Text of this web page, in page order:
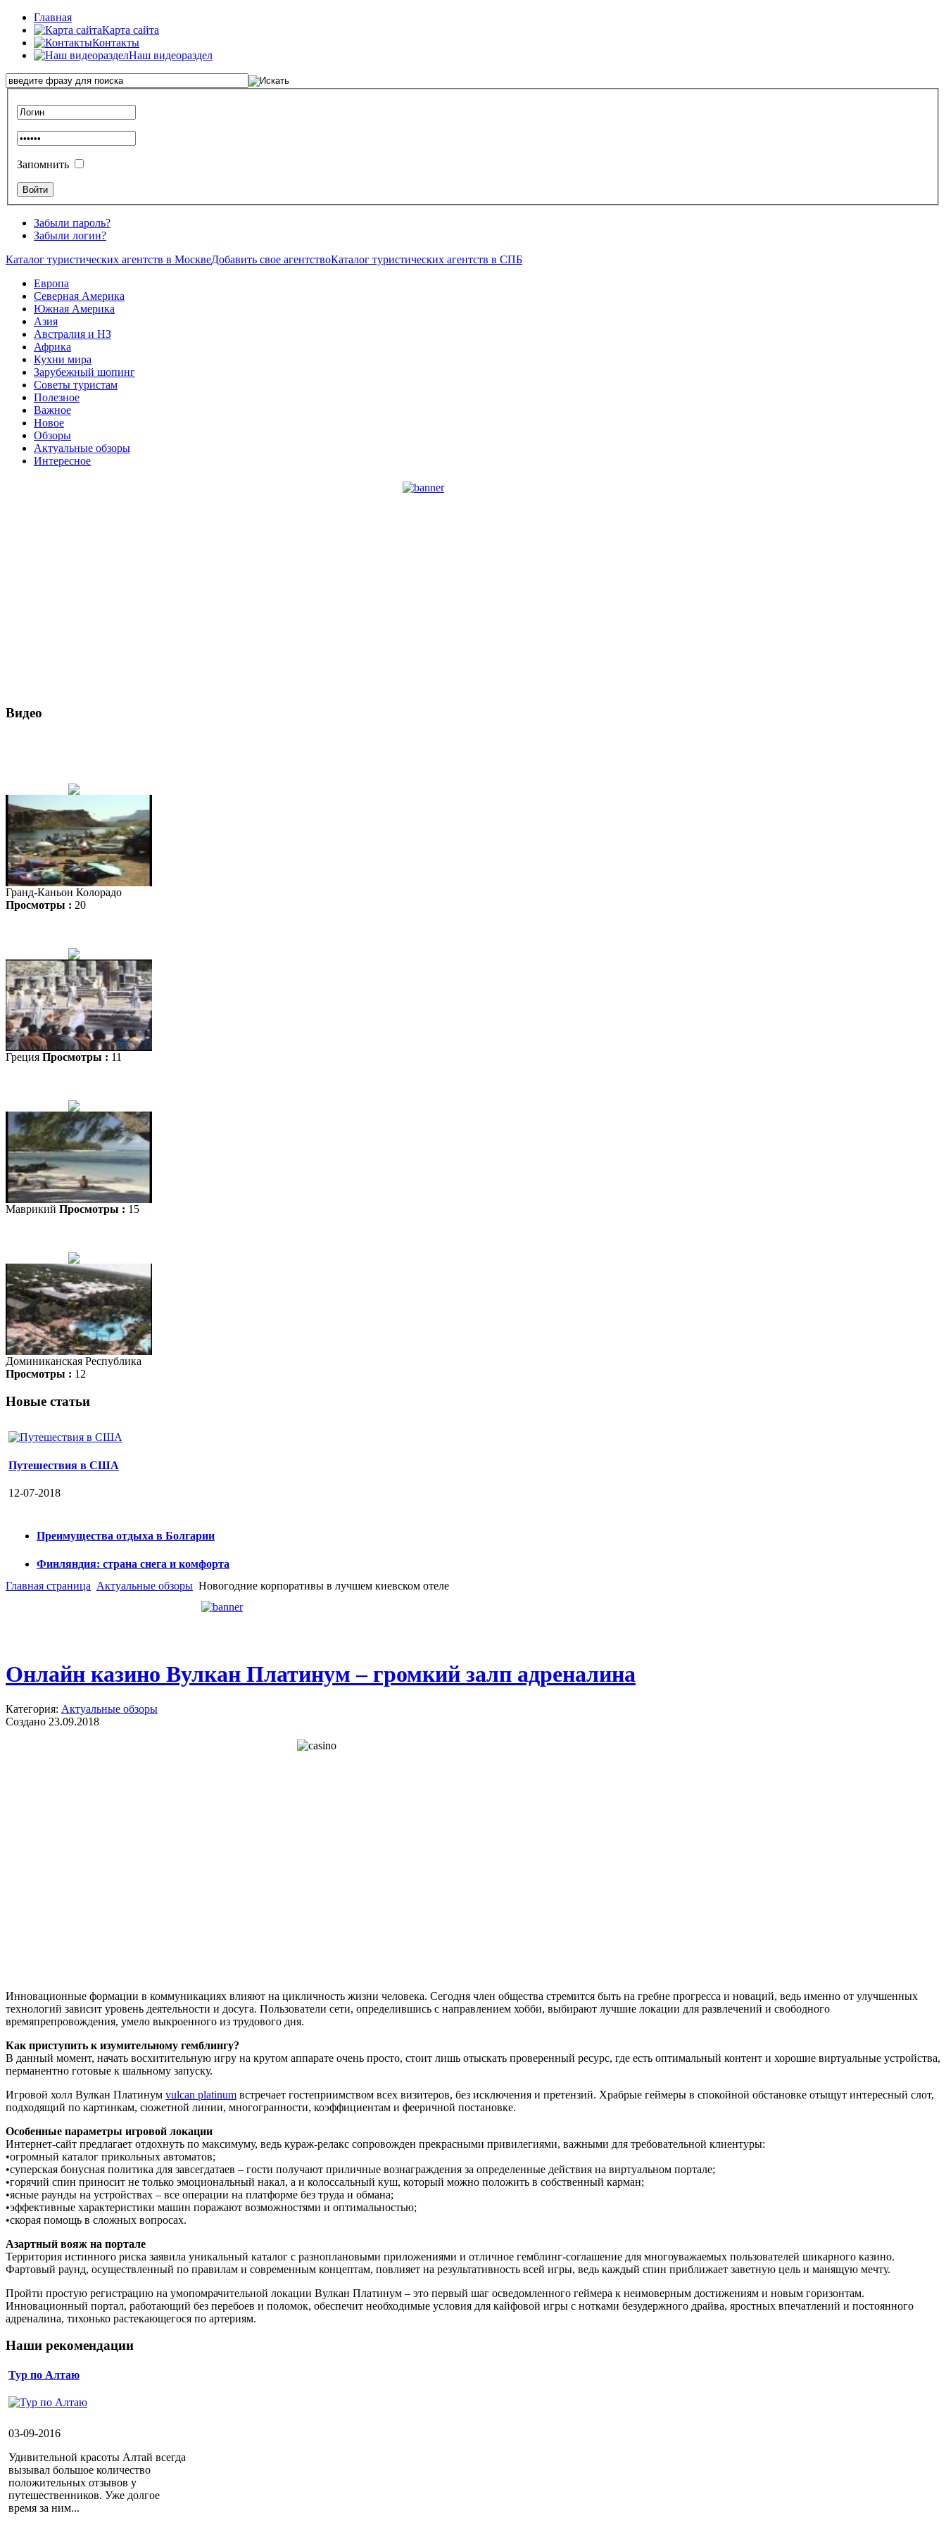
Главная
Карта сайта
Контакты
Наш видеораздел
Запомнить
Забыли пароль?
Забыли логин?
Каталог туристических агентств в МосквеДобавить свое агентствоКаталог туристических агентств в СПБ
Европа
Северная Америка
Южная Америка
Азия
Австралия и НЗ
Африка
Кухни мира
Зарубежный шопинг
Советы туристам
Полезное
Важное
Новое
Обзоры
Актуальные обзоры
Интересное
Видео
Гранд-Каньон Колорадо
Просмотры : 20
Греция Просмотры : 11
Маврикий Просмотры : 15
Доминиканская Республика
Просмотры : 12
Новые статьи
Путешествия в США
12-07-2018
Преимущества отдыха в Болгарии
Финляндия: страна снега и комфорта
Главная страница Актуальные обзоры Новогодние корпоративы в лучшем киевском отеле
Онлайн казино Вулкан Платинум – громкий залп адреналина
Категория: Актуальные обзоры
Создано 23.09.2018
Инновационные формации в коммуникациях влияют на цикличность жизни человека. Сегодня член общества стремится быть на гребне прогресса и новаций, ведь именно от улучшенных
технологий зависит уровень деятельности и досуга. Пользователи сети, определившись с направлением хобби, выбирают лучшие локации для развлечений и свободного
времяпрепровождения, умело выкроенного из трудового дня.
Как приступить к изумительному гемблингу?
В данный момент, начать восхитительную игру на крутом аппарате очень просто, стоит лишь отыскать проверенный ресурс, где есть оптимальный контент и хорошие виртуальные устройства,
перманентно готовые к шальному запуску.
Игровой холл Вулкан Платинум vulcan platinum встречает гостеприимством всех визитеров, без исключения и претензий. Храбрые геймеры в спокойной обстановке отыщут интересный слот,
подходящий по картинкам, сюжетной линии, многогранности, коэффициентам и фееричной постановке.
Особенные параметры игровой локации
Интернет-сайт предлагает отдохнуть по максимуму, ведь кураж-релакс сопровожден прекрасными привилегиями, важными для требовательной клиентуры:
•огромный каталог прикольных автоматов;
•суперская бонусная политика для завсегдатаев – гости получают приличные вознаграждения за определенные действия на виртуальном портале;
•горячий спин приносит не только эмоциональный накал, а и колоссальный куш, который можно положить в собственный карман;
•ясные раунды на устройствах – все операции на платформе без труда и обмана;
•эффективные характеристики машин поражают возможностями и оптимальностью;
•скорая помощь в сложных вопросах.
Азартный вояж на портале
Территория истинного риска заявила уникальный каталог с разноплановыми приложениями и отличное гемблинг-соглашение для многоуважаемых пользователей шикарного казино.
Фартовый раунд, осуществленный по правилам и современным концептам, повлияет на результативность всей игры, ведь каждый спин приближает заветную цель и манящую мечту.
Пройти простую регистрацию на умопомрачительной локации Вулкан Платинум – это первый шаг осведомленного геймера к неимоверным достижениям и новым горизонтам.
Инновационный портал, работающий без перебоев и поломок, обеспечит необходимые условия для кайфовой игры с нотками безудержного драйва, яростных впечатлений и постоянного
адреналина, тихонько растекающегося по артериям.
Наши рекомендации
Тур по Алтаю
03-09-2016
Удивительной красоты Алтай всегда
вызывал большое количество
положительных отзывов у
путешественников. Уже долгое
время за ним...